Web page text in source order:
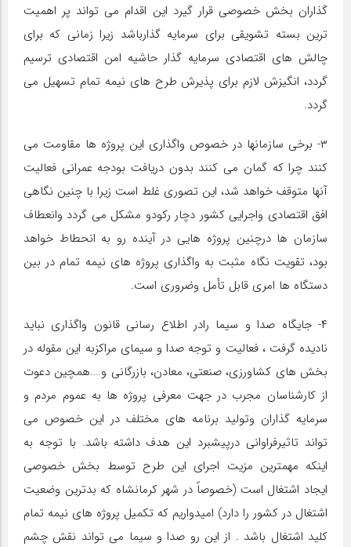
گذاران بخش خصوصی قرار گیرد این اقدام می تواند پر اهمیت
ترین بسته تشویقی برای سرمایه گذارباشد زیرا زمانی که برای
چالش های اقتصادی سرمایه گذار حاشیه امن اقتصادی ترسیم
گردد، انگیزش لازم برای پذیرش طرح های نیمه تمام تسهیل می
گردد.
۳- برخی سازمانها در خصوص واگذاری این پروژه ها مقاومت می
کنند چرا که گمان می کنند بدون دریافت بودجه عمرانی فعالیت
آنها متوقف خواهد شد، این تصوری غلط است زیرا با چنین نگاهی
افق اقتصادی واجرایی کشور دچار رکودو مشکل می گردد وانعطاف
سازمان ها درچنین پروژه هایی در آینده رو به انحطاط خواهد
بود، تقویت نگاه مثبت به واگذاری پروژه های نیمه تمام در بین
دستگاه ها امری قابل تأمل وضروری است.
۴- جایگاه صدا و سیما رادر اطلاع رسانی قانون واگذاری نباید
نادیده گرفت ، فعالیت و توجه صدا و سیمای مراکزبه این مقوله در
بخش های کشاورزی، صنعتی، معادن، بازرگانی و….همچین دعوت
از کارشناسان مجرب در جهت معرفی پروژه ها به عموم مردم و
سرمایه گذاران وتولید برنامه های مختلف در این خصوص می
تواند تاثیرفراوانی درپیشبرد این هدف داشته باشد. با توجه به
اینکه مهمترین مزیت اجرای این طرح توسط بخش خصوصی
ایجاد اشتغال است (خصوصاً در شهر کرمانشاه که بدترین وضعیت
اشتغال در کشور را دارد) امیدواریم که تکمیل پروژه های نیمه تمام
کلید اشتغال باشد . از این رو صدا و سیما می تواند نقش چشم